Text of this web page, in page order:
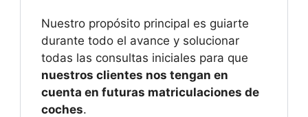
Nuestro propósito principal es guiarte
durante todo el avance y solucionar
todas las consultas iniciales para que
nuestros clientes nos tengan en
cuenta en futuras matriculaciones de
coches.